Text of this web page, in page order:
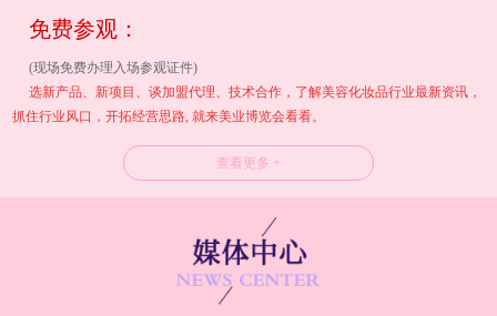
免费参观：
(现场免费办理入场参观证件)
选新产品、新项目、谈加盟代理、技术合作，了解美容化妆品行业最新资讯，
抓住行业风口，开拓经营思路, 就来美业博览会看看。
查看更多 +